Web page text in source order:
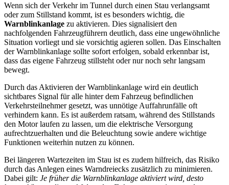
Wenn sich der Verkehr im Tunnel durch einen Stau verlangsamt
oder zum Stillstand kommt, ist es besonders wichtig, die
Warnblinkanlage zu aktivieren. Dies signalisiert den
nachfolgenden Fahrzeugführern deutlich, dass eine ungewöhnliche
Situation vorliegt und sie vorsichtig agieren sollen. Das Einschalten
der Warnblinkanlage sollte sofort erfolgen, sobald erkennbar ist,
dass das eigene Fahrzeug stillsteht oder nur noch sehr langsam
bewegt.
Durch das Aktivieren der Warnblinkanlage wird ein deutlich
sichtbares Signal für alle hinter dem Fahrzeug befindlichen
Verkehrsteilnehmer gesetzt, was unnötige Auffahrunfälle oft
verhindern kann. Es ist außerdem ratsam, während des Stillstands
den Motor laufen zu lassen, um die elektrische Versorgung
aufrechtzuerhalten und die Beleuchtung sowie andere wichtige
Funktionen weiterhin nutzen zu können.
Bei längeren Wartezeiten im Stau ist es zudem hilfreich, das Risiko
durch das Anlegen eines Warndreiecks zusätzlich zu minimieren.
Dabei gilt: Je früher die Warnblinkanlage aktiviert wird, desto